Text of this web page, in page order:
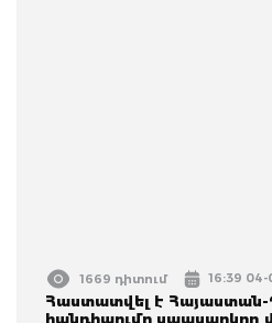
1669 դիտում 16:39
Հաստատվել է Հայաստան-
հանդիպումը սպասարկող